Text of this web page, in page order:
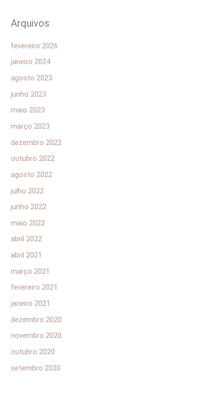
Arquivos
fevereiro 2026
janeiro 2024
agosto 2023
junho 2023
maio 2023
março 2023
dezembro 2022
outubro 2022
agosto 2022
julho 2022
junho 2022
maio 2022
abril 2022
abril 2021
março 2021
fevereiro 2021
janeiro 2021
dezembro 2020
novembro 2020
outubro 2020
setembro 2020